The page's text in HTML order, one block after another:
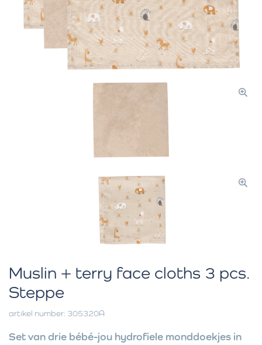
Muslin + terry face cloths 3 pcs.
Steppe
artikel number: 305320A
Set van drie bébé-jou hydrofiele monddoekjes in